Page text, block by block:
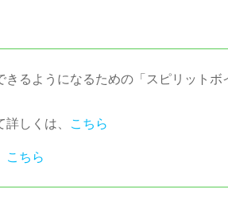
るようになるための「スピリットボ
しくは、 こちら
こちら